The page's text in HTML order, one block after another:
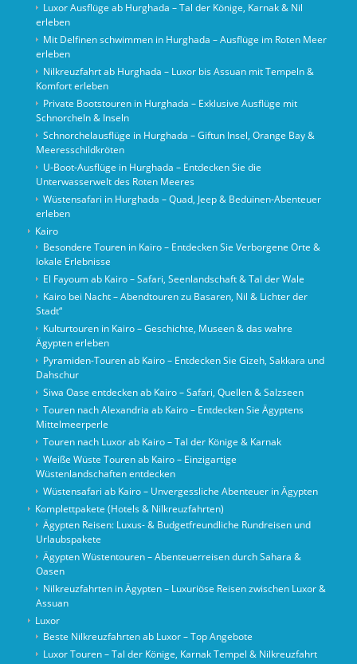
Luxor Ausflüge ab Hurghada – Tal der Könige, Karnak & Nil
erleben
Mit Delfinen schwimmen in Hurghada – Ausflüge im Roten Meer
erleben
Nilkreuzfahrt ab Hurghada – Luxor bis Assuan mit Tempeln &
Komfort erleben
Private Bootstouren in Hurghada – Exklusive Ausflüge mit
Schnorcheln & Inseln
Schnorchelausflüge in Hurghada – Giftun Insel, Orange Bay &
Meeresschildkröten
U-Boot-Ausflüge in Hurghada – Entdecken Sie die
Unterwasserwelt des Roten Meeres
Wüstensafari in Hurghada – Quad, Jeep & Beduinen-Abenteuer
erleben
Kairo
Besondere Touren in Kairo – Entdecken Sie Verborgene Orte &
lokale Erlebnisse
El Fayoum ab Kairo – Safari, Seenlandschaft & Tal der Wale
Kairo bei Nacht – Abendtouren zu Basaren, Nil & Lichter der
Stadt“
Kulturtouren in Kairo – Geschichte, Museen & das wahre
Ägypten erleben
Pyramiden-Touren ab Kairo – Entdecken Sie Gizeh, Sakkara und
Dahschur
Siwa Oase entdecken ab Kairo – Safari, Quellen & Salzseen
Touren nach Alexandria ab Kairo – Entdecken Sie Ägyptens
Mittelmeerperle
Touren nach Luxor ab Kairo – Tal der Könige & Karnak
Weiße Wüste Touren ab Kairo – Einzigartige
Wüstenlandschaften entdecken
Wüstensafari ab Kairo – Unvergessliche Abenteuer in Ägypten
Komplettpakete (Hotels & Nilkreuzfahrten)
Ägypten Reisen: Luxus- & Budgetfreundliche Rundreisen und
Urlaubspakete
Ägypten Wüstentouren – Abenteuerreisen durch Sahara &
Oasen
Nilkreuzfahrten in Ägypten – Luxuriöse Reisen zwischen Luxor &
Assuan
Luxor
Beste Nilkreuzfahrten ab Luxor – Top Angebote
Luxor Touren – Tal der Könige, Karnak Tempel & Nilkreuzfahrt